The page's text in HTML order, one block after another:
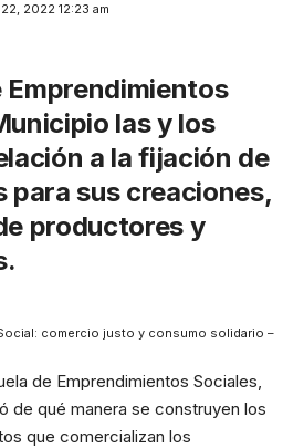
2022 12:23 am
Emprendimientos
las y los
a la fijación de
para sus creaciones,
productores y
comercio justo y consumo solidario –
de Emprendimientos Sociales,
de qué manera se construyen los
que comercializan los